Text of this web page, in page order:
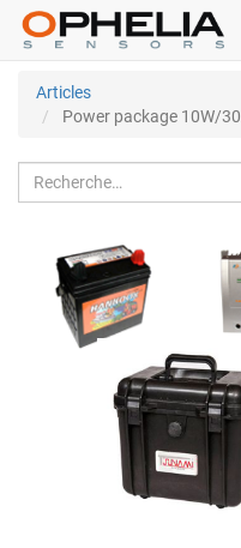
Articles
Power package 10W/